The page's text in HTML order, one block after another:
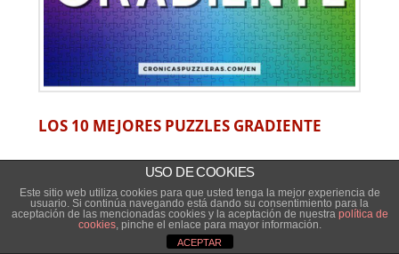
LOS 10 MEJORES PUZZLES GRADIENTE
USO DE COOKIES
Este sitio web utiliza cookies para que usted tenga la mejor experiencia de
usuario. Si continúa navegando está dando su consentimiento para la
aceptación de las mencionadas cookies y la aceptación de nuestra política de
cookies, pinche el enlace para mayor información.
ACEPTAR